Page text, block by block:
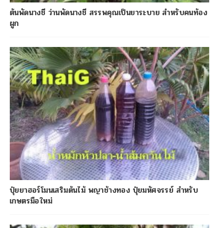
ต้นพัดนางชี ว่านพัดนางชี สรรพคุณเป็นยาระบาย สำหรับคนท้อง
ผูก
ปุ๋ยยาฮอร์โมนเสริมต้นไม้ พญาช้างทอง ปุ๋ยมหัศจรรย์ สำหรับ
เกษตรมือใหม่